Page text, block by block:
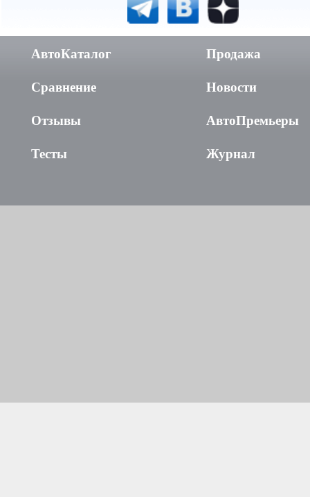
АвтоКаталог
Сравнение
Отзывы
Тесты
Продажа
Новости
АвтоПремьеры
Журнал